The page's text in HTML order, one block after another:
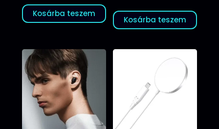
Kosárba teszem
Kosárba teszem